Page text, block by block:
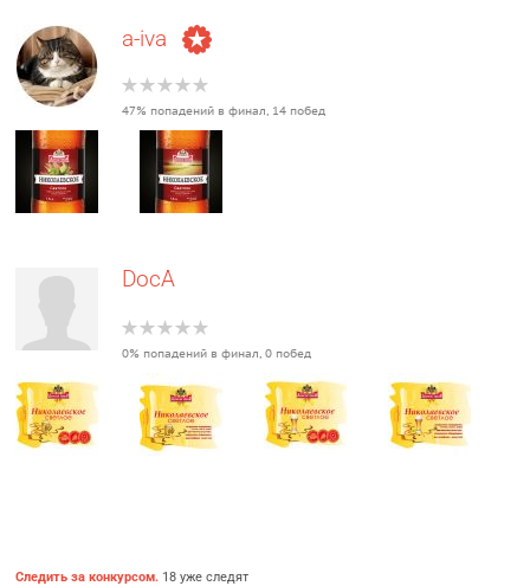
a-iva
47% попадений в финал, 14 побед
DocA
0% попадений в финал, 0 побед
Следить за конкурсом. 18 уже следят